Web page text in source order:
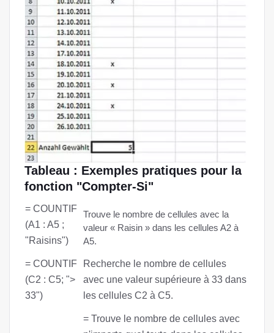
Tableau : Exemples pratiques pour la
fonction "Compter-Si"
= COUNTIF
(A1 : A5 ;
"Raisins")
Trouve le nombre de cellules avec la
valeur « Raisin » dans les cellules A2 à
A5.
= COUNTIF
(C2 : C5; ">
33")
Recherche le nombre de cellules
avec une valeur supérieure à 33 dans
les cellules C2 à C5.
= Trouve le nombre de cellules avec